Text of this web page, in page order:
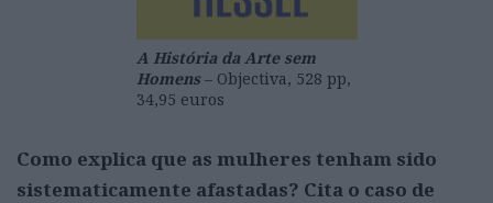
A História da Arte sem
Homens– Objectiva, 528 pp,
34,95 euros
Como explica que as mulheres tenham sido
sistematicamente afastadas? Cita o caso de